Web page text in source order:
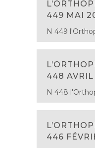
449 MAI
N 449
448
N 448
446